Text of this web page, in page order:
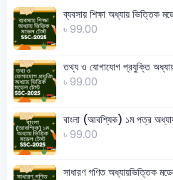
ব্যবসায় শিক্ষা অধ্যায়
৳ 99.00
তথ্য ও যোগাযোগ প্রযুক্তি
৳ 99.00
বাংলা (আবশ্যিক) ১ম পত্র
৳ 99.00
সাধারণ গণিত অধ্যায়ভিত্তিক